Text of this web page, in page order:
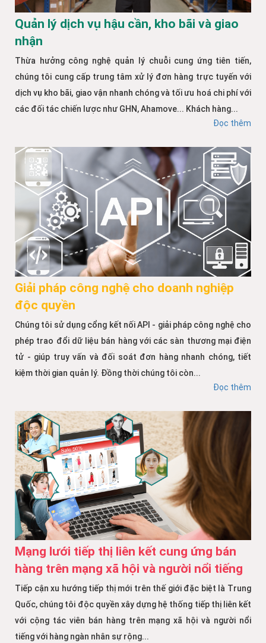
Quản lý dịch vụ hậu cần, kho bãi và giao
nhận
Thừa hưởng công nghệ quản lý chuỗi cung ứng tiên tiến,
chúng tôi cung cấp trung tâm xử lý đơn hàng trực tuyến với
dịch vụ kho bãi, giao vận nhanh chóng và tối ưu hoá chi phí với
các đối tác chiến lược như GHN, Ahamove... Khách hàng...
Đọc thêm
Giải pháp công nghệ cho doanh nghiệp
độc quyền
Chúng tôi sử dụng cổng kết nối API - giải pháp công nghệ cho
phép trao đổi dữ liệu bán hàng với các sàn thương mại điện
tử - giúp truy vấn và đối soát đơn hàng nhanh chóng, tiết
kiệm thời gian quản lý. Đồng thời chúng tôi còn...
Đọc thêm
Mạng lưới tiếp thị liên kết cung ứng bán
hàng trên mạng xã hội và người nổi tiếng
Tiếp cận xu hướng tiếp thị mới trên thế giới đặc biệt là Trung
Quốc, chúng tôi độc quyền xây dựng hệ thống tiếp thị liên kết
với cộng tác viên bán hàng trên mạng xã hội và người nổi
tiếng với hàng ngàn nhân sự rộng...